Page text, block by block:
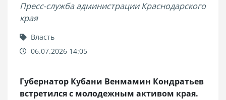
Пресс-служба администрации Краснодарского
края
Власть
06.07.2026 14:05
Губернатор Кубани Венмамин Кондратьев
встретился с молодежным активом края.